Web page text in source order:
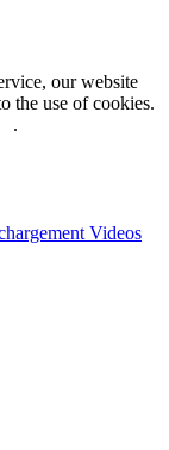
our website
the use of cookies.
.
Videos